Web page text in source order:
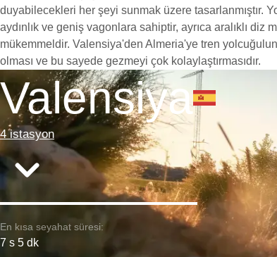
duyabilecekleri her şeyi sunmak üzere tasarlanmıştır.
aydınlık ve geniş vagonlara sahiptir, ayrıca aralıklı
mükemmeldir. Valensiya'den Almeria'ye tren
olması ve bu sayede gezmeyi çok kolaylaştırmasıdır.
Valensiya
4 istasyon
En kısa seyahat süresi:
7 s 5 dk